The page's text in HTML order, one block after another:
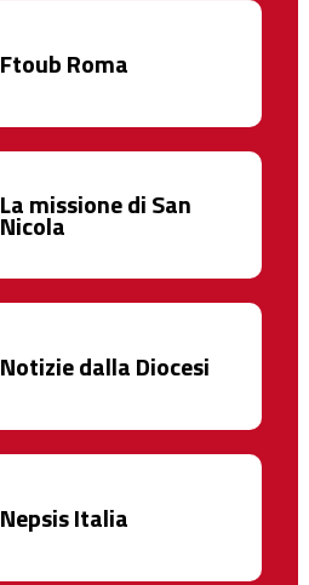
Ftoub Roma
La missione di San
Nicola
Notizie dalla Diocesi
Nepsis Italia